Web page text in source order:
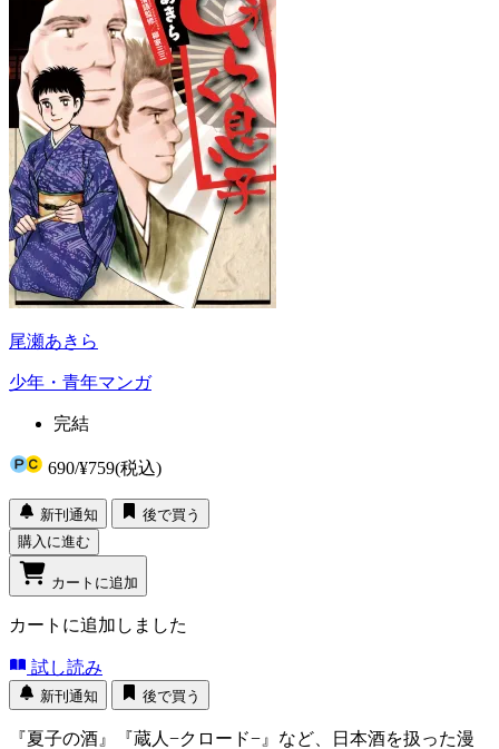
尾瀬あきら
少年・青年マンガ
完結
690/¥759(税込)
新刊通知
後で買う
購入に進む
カートに追加
カートに追加しました
試し読み
新刊通知 後で買う
『夏子の酒』『蔵人−クロード−』など、日本酒を扱った漫